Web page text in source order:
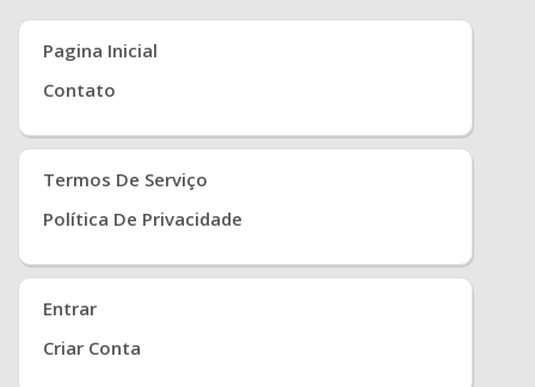
Pagina Inicial
Contato
Termos De Serviço
Política De Privacidade
Entrar
Criar Conta